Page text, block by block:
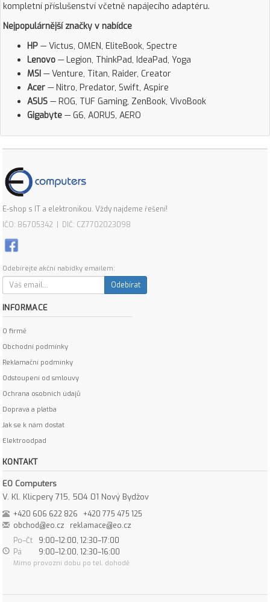
kompletní příslušenství včetně napájecího adaptéru.
Nejpopulárnější značky v nabídce
HP — Victus, OMEN, EliteBook, Spectre
Lenovo — Legion, ThinkPad, IdeaPad, Yoga
MSI — Venture, Titan, Raider, Creator
Acer — Nitro, Predator, Swift, Aspire
ASUS — ROG, TUF Gaming, ZenBook, VivoBook
Gigabyte — G6, AORUS, AERO
E-shop s IT a elektronikou. Vždy najdeme řešení!
IČO: 86705342 | DIČ: CZ7702023098
Odebírejte akční nabídky emailem:
Odebírat
INFORMACE
O firmě
Obchodní podmínky
Reklamační podmínky
Odstoupení od smlouvy
Ochrana osobních údajů
Doprava a platba
Jak se k nám dostat
Elektroodpad
KONTAKT
EO Computers
V. Kl. Klicpery 715, 504 01 Nový Bydžov
+420 606 622 826
+420 775 475 125
obchod@eo.cz
reklamace@eo.cz
Po–Čt
9:00–12:00, 12:30–17:00
Pá
9:00–12:00, 12:30–16:00
Mimo provozní dobu po tel. dohodě